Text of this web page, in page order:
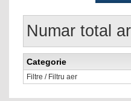
Numar total
Categorie
Filtre / Filtru aer